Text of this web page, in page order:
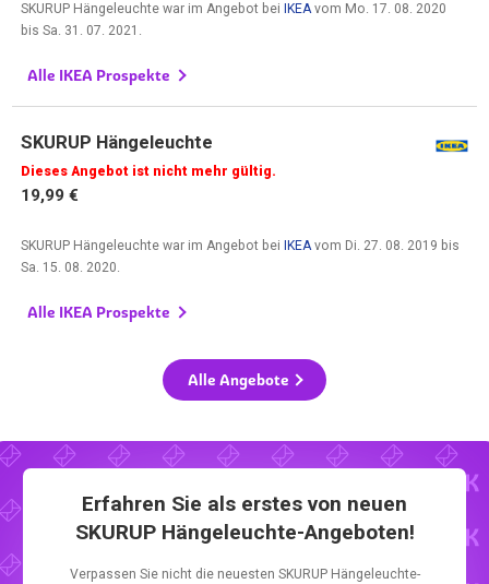
SKURUP Hängeleuchte war im Angebot beiIKEA vom Mo. 17. 08. 2020
bisSa. 31. 07. 2021
Alle IKEA Prospekte
SKURUP Hängeleuchte
Dieses Angebot ist nicht mehr gültig.
19,99 €
SKURUP Hängeleuchte war im Angebot beiIKEA vom Di. 27. 08. 2019 bis
Sa. 15. 08. 2020
Alle IKEA Prospekte
Alle Angebote
Erfahren Sie als erstes von neuen
SKURUP Hängeleuchte-Angeboten!
Verpassen Sie nicht die neuesten SKURUP Hängeleuchte-